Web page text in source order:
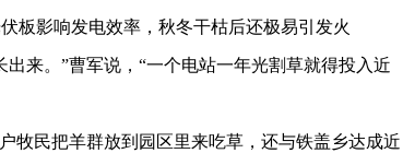
影响发电效率，秋冬干枯后还极易引发火
来。”曹军说，“一个电站一年光割草就得投入近
民把羊群放到园区里来吃草，还与铁盖乡达成近